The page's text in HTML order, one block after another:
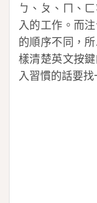
ㄅ、ㄆ、ㄇ、
入的工作。而
的順序不同，
樣清楚英文按
入習慣的話要